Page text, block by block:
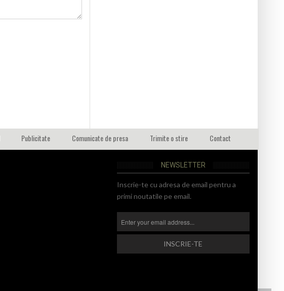
Publicitate Comunicate de presa Trimite o stire Contact
NEWSLETTER
Inscrie-te cu adresa de email pentru a
primi noutatile pe email.